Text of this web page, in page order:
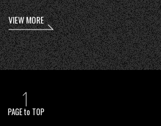
VIEW MORE
PAGE to TOP